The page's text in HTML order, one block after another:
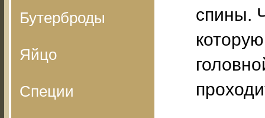
Бутерброды
Яйцо
Специи
спины.